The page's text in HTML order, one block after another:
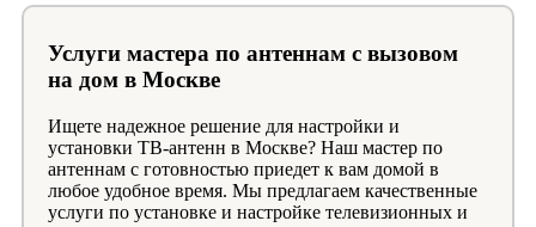
Услуги мастера по антеннам с вызовом
на дом в Москве
Ищете надежное решение для настройки и
установки ТВ-антенн в Москве? Наш мастер по
антеннам с готовностью приедет к вам домой в
любое удобное время. Мы предлагаем качественные
услуги по установке и настройке телевизионных и